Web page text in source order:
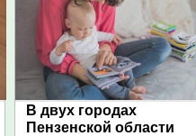
В двух городах
Пензенской области